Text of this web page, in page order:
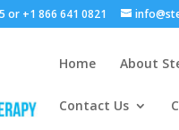
or +1 866 641 0821
Home About
Contact Us